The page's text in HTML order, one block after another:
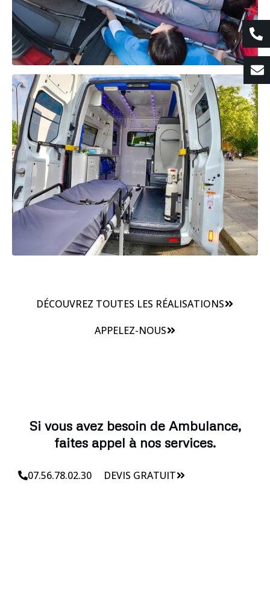
DÉCOUVREZ TOUTES LES RÉALISATIONS
APPELEZ-NOUS
Si vous avez besoin de Ambulance,
faites appel à nos services.
07.56.78.02.30 DEVIS GRATUIT